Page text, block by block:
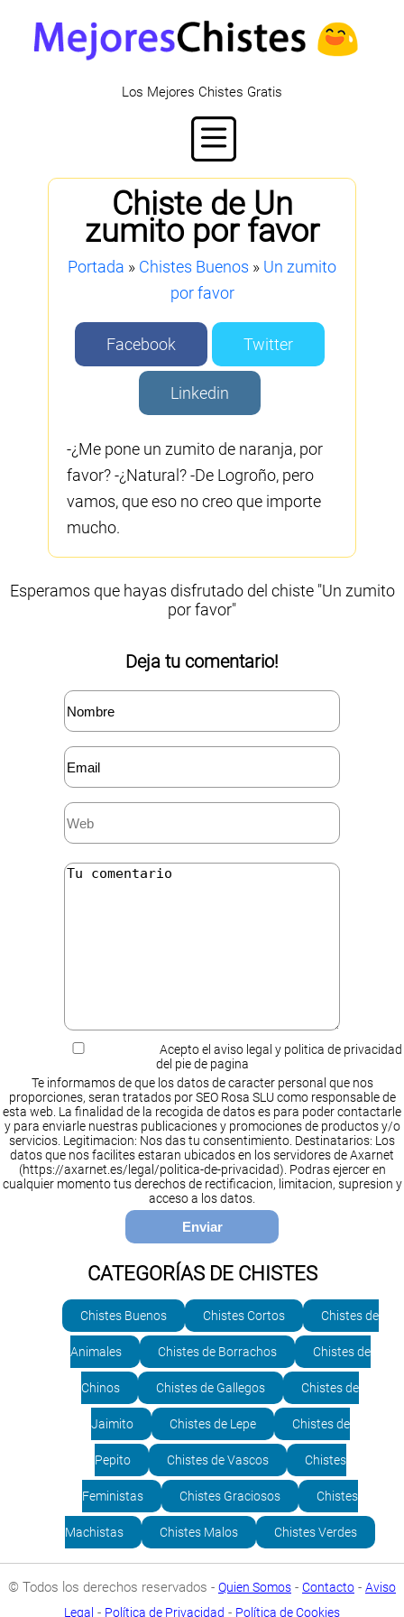
Los Mejores Chistes Gratis
Chiste de Un
zumito por favor
Portada » Chistes Buenos » Un zumito
por favor
Facebook Twitter
Linkedin
-¿Me pone un zumito de naranja, por
favor? -¿Natural? -De Logroño, pero
vamos, que eso no creo que importe
mucho.
Esperamos que hayas disfrutado del chiste "Un zumito
por favor"
Deja tu comentario!
Acepto el aviso legal y politica de privacidad
del pie de pagina
Te informamos de que los datos de caracter personal que nos
proporciones, seran tratados por SEO Rosa SLU como responsable de
esta web. La finalidad de la recogida de datos es para poder contactarle
y para enviarle nuestras publicaciones y promociones de productos y/o
servicios. Legitimacion: Nos das tu consentimiento. Destinatarios: Los
datos que nos facilites estaran ubicados en los servidores de Axarnet
(https://axarnet.es/legal/politica-de-privacidad). Podras ejercer en
cualquier momento tus derechos de rectificacion, limitacion, supresion y
acceso a los datos.
CATEGORÍAS DE CHISTES
Chistes Buenos Chistes Cortos Chistes de
Animales Chistes de Borrachos Chistes de
Chinos Chistes de Gallegos Chistes de
Jaimito Chistes de Lepe Chistes de
Pepito Chistes de Vascos Chistes
Feministas Chistes Graciosos Chistes
Machistas Chistes Malos Chistes Verdes
© Todos los derechos reservados - Quien Somos - Contacto - Aviso
Legal - Política de Privacidad - Política de Cookies